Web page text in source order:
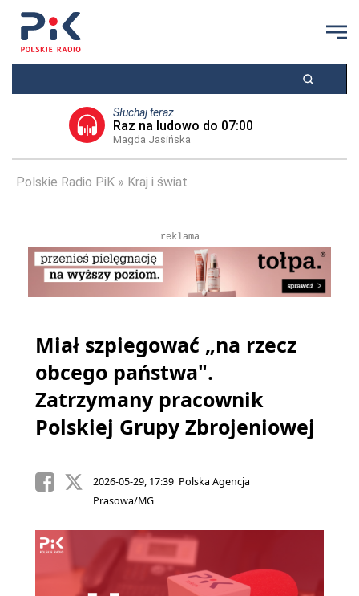
Słuchaj teraz
Raz na ludowo do 07:00
Magda Jasińska
Polskie Radio PiK Kraj i świat
reklama
Miał szpiegować „na rzecz
obcego państwa".
Zatrzymany pracownik
Polskiej Grupy Zbrojeniowej
2026-05-29, 17:39 Polska Agencja
Prasowa/MG